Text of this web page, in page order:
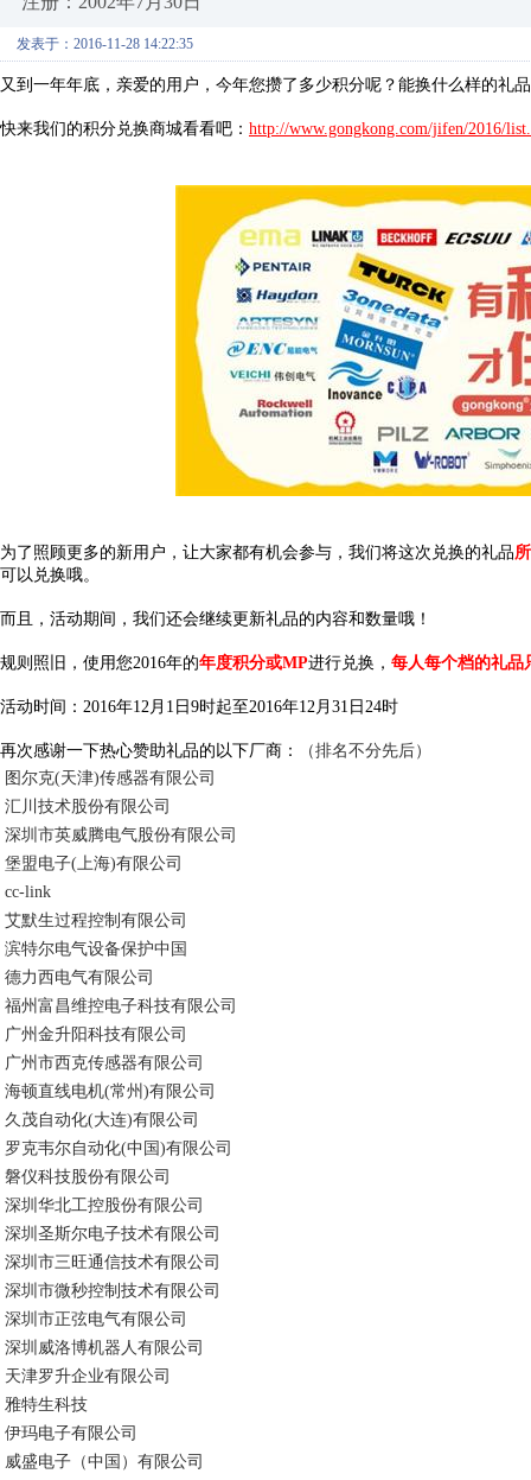
发表于：2016-11-28 14:22:35
又到一年年底，亲爱的用户，今年您攒了多少积分呢？能换什么样的礼
快来我们的积分兑换商城看看吧： http://www.gongkong.com/jifen/2016/
为了照顾更多的新用户，让大家都有机会参与，我们将这次兑换的礼品
可以兑换哦。
而且，活动期间，我们还会继续更新礼品的内容和数量哦！
规则照旧，使用您2016年的年度积分或MP进行兑换， 每人每个档的礼品
活动时间：2016年12月1日9时起至2016年12月31日24时
再次感谢一下热心赞助礼品的以下厂商：
（排名不分先后）
图尔克(天津)传感器有限公司
汇川技术股份有限公司
深圳市英威腾电气股份有限公司
堡盟电子(上海)有限公司
cc-link
艾默生过程控制有限公司
滨特尔电气设备保护中国
德力西电气有限公司
福州富昌维控电子科技有限公司
广州金升阳科技有限公司
广州市西克传感器有限公司
海顿直线电机(常州)有限公司
久茂自动化(大连)有限公司
罗克韦尔自动化(中国)有限公司
磐仪科技股份有限公司
深圳华北工控股份有限公司
深圳圣斯尔电子技术有限公司
深圳市三旺通信技术有限公司
深圳市微秒控制技术有限公司
深圳市正弦电气有限公司
深圳威洛博机器人有限公司
天津罗升企业有限公司
雅特生科技
伊玛电子有限公司
威盛电子（中国）有限公司